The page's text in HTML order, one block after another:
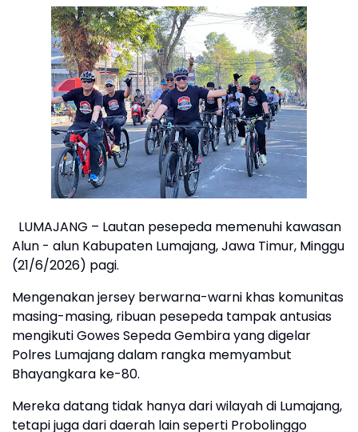
LUMAJANG – Lautan pesepeda memenuhi kawasan
Alun - alun Kabupaten Lumajang, Jawa Timur, Minggu
(21/6/2026) pagi.
Mengenakan jersey berwarna-warni khas komunitas
masing-masing, ribuan pesepeda tampak antusias
mengikuti Gowes Sepeda Gembira yang digelar
Polres Lumajang dalam rangka memyambut
Bhayangkara ke-80.
Mereka datang tidak hanya dari wilayah di Lumajang,
tetapi juga dari daerah lain seperti Probolinggo